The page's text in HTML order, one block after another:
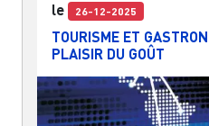
le 26-12-2025
TOURISME ET
PLAISIR DU GOÛT